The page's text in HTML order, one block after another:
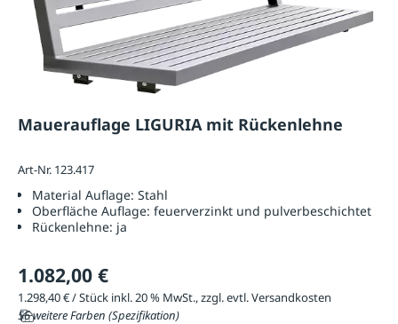
Mauerauflage LIGURIA mit Rückenlehne
Art-Nr. 123.417
Material Auflage: Stahl
Oberfläche Auflage: feuerverzinkt und pulverbeschichtet
Rückenlehne: ja
1.082,00 €
1.298,40 € / Stück inkl. 20 % MwSt., zzgl. evtl. Versandkosten
56 weitere Farben (Spezifikation)